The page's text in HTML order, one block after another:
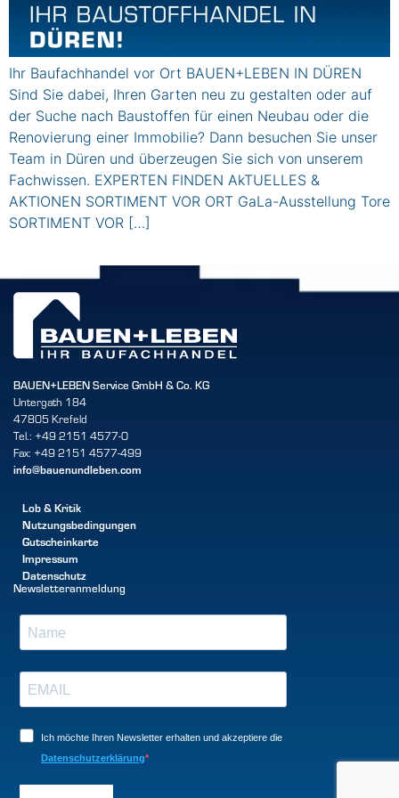
Ihr Baufachhandel vor Ort BAUEN+LEBEN IN DÜREN
Sind Sie dabei, Ihren Garten neu zu gestalten oder auf
der Suche nach Baustoffen für einen Neubau oder die
Renovierung einer Immobilie? Dann besuchen Sie unser
Team in Düren und überzeugen Sie sich von unserem
Fachwissen. EXPERTEN FINDEN AkTUELLES &
AKTIONEN SORTIMENT VOR ORT GaLa-Ausstellung Tore
SORTIMENT VOR […]
BAUEN+LEBEN Service GmbH & Co. KG
Untergath 184
47805 Krefeld
Tel.: +49 2151 4577-0
Fax: +49 2151 4577-499
info@bauenundleben.com
Lob & Kritik
Nutzungsbedingungen
Gutscheinkarte
Impressum
Datenschutz
Newsletteranmeldung
Ich möchte Ihren Newsletter erhalten und akzeptiere die
Datenschutzerklärung